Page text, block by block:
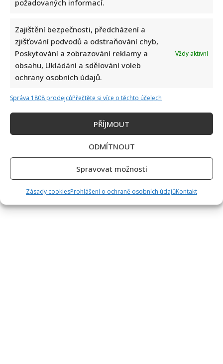
požadovaných informací.
Zajištění bezpečnosti, předcházení a
zjišťování podvodů a odstraňování chyb,
Poskytování a zobrazování reklamy a
obsahu, Ukládání a sdělování voleb
ochrany osobních údajů.
Vždy aktivní
Správa 1808 prodejcůPřečtěte si více o těchto účelech
PŘÍJMOUT
ODMÍTNOUT
Spravovat možnosti
Zásady cookiesProhlášení o ochraně osobních údajůKontakt